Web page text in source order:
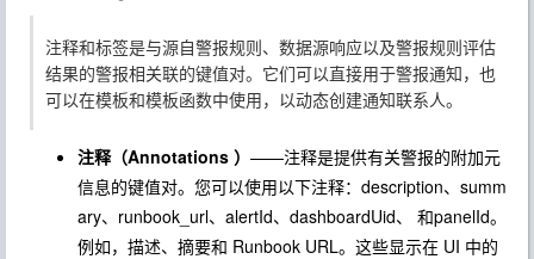
注释和标签是与源自警报规则、数据源响应以及警报规则评估
结果的警报相关联的键值对。它们可以直接用于警报通知，也
可以在模板和模板函数中使用，以动态创建通知联系人。
注释（Annotations ） ——注释是提供有关警报的附加元
信息的键值对。您可以使用以下注释：description、summ
ary、runbook_url、alertId、dashboardUid、 和panelId。
例如，描述、摘要和 Runbook URL。这些显示在 UI 中的